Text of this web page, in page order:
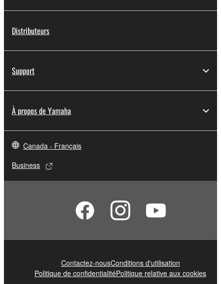
Distributeurs
Support
À propos de Yamaha
Canada - Français
Business
Contactez-nousConditions d'utilisation
Politique de confidentialitéPolitique relative aux cookies